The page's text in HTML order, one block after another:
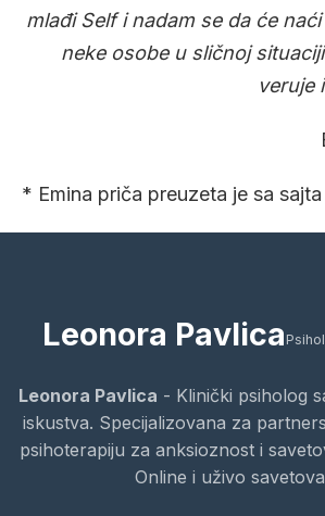
mlađi Self i nadam se da će
neke osobe u sličnoj
veruje
* Emina priča preuzeta je sa sajta
Leonora Pavlica
Leonora Pavlica - Klinički psiholog
iskustva. Specijalizovana za
psihoterapiju za anksioznost i
Online i uživo